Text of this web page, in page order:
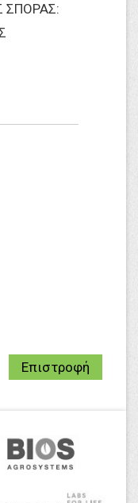
ΣΠΟΡΑΣ:
Επιστροφή